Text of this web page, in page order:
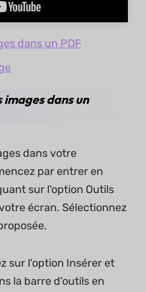
dans un PDF
images dans un
dans votre
par entrer en
sur l'option Outils
écran. Sélectionnez
sur l'option Insérer et
la barre d'outils en